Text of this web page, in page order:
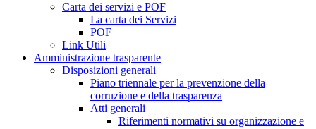
Carta dei servizi e POF
La carta dei Servizi
POF
Link Utili
Amministrazione trasparente
Disposizioni generali
Piano triennale per la prevenzione della
corruzione e della trasparenza
Atti generali
Riferimenti normativi su organizzazione e